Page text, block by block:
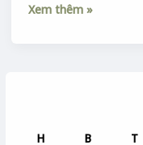
H
B T
Xem thêm »